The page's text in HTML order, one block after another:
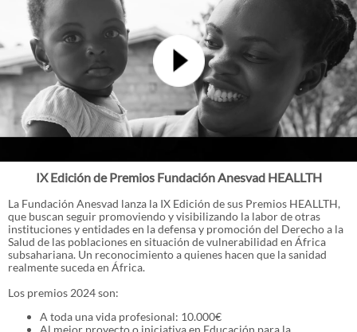
IX Edición de Premios Fundación Anesvad HEALLTH
La Fundación Anesvad lanza la IX Edición de sus Premios HEALLTH,
que buscan seguir promoviendo y visibilizando la labor de otras
instituciones y entidades en la defensa y promoción del Derecho a la
Salud de las poblaciones en situación de vulnerabilidad en África
subsahariana. Un reconocimiento a quienes hacen que la sanidad
realmente suceda en África.
Los premios 2024 son:
A toda una vida profesional: 10.000€
Al mejor proyecto o iniciativa en Educación para la